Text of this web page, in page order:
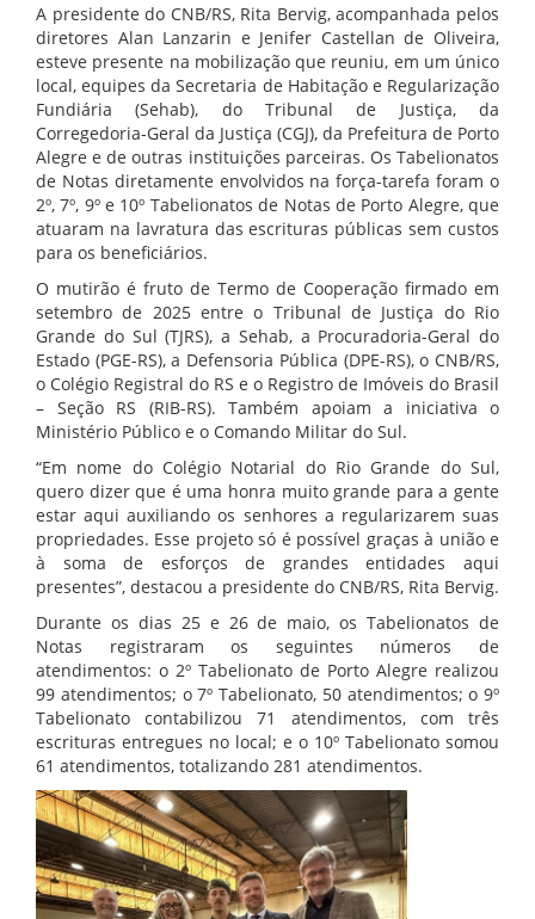
A presidente do CNB/RS, Rita Bervig, acompanhada pelos
diretores Alan Lanzarin e Jenifer Castellan de Oliveira,
esteve presente na mobilização que reuniu, em um único
local, equipes da Secretaria de Habitação e Regularização
Fundiária (Sehab), do Tribunal de Justiça, da
Corregedoria-Geral da Justiça (CGJ), da Prefeitura de Porto
Alegre e de outras instituições parceiras. Os Tabelionatos
de Notas diretamente envolvidos na força-tarefa foram o
2º, 7º, 9º e 10º Tabelionatos de Notas de Porto Alegre, que
atuaram na lavratura das escrituras públicas sem custos
para os beneficiários.
O mutirão é fruto de Termo de Cooperação firmado em
setembro de 2025 entre o Tribunal de Justiça do Rio
Grande do Sul (TJRS), a Sehab, a Procuradoria-Geral do
Estado (PGE-RS), a Defensoria Pública (DPE-RS), o CNB/RS,
o Colégio Registral do RS e o Registro de Imóveis do Brasil
– Seção RS (RIB-RS). Também apoiam a iniciativa o
Ministério Público e o Comando Militar do Sul.
“Em nome do Colégio Notarial do Rio Grande do Sul,
quero dizer que é uma honra muito grande para a gente
estar aqui auxiliando os senhores a regularizarem suas
propriedades. Esse projeto só é possível graças à união e
à soma de esforços de grandes entidades aqui
presentes”, destacou a presidente do CNB/RS, Rita Bervig.
Durante os dias 25 e 26 de maio, os Tabelionatos de
Notas registraram os seguintes números de
atendimentos: o 2º Tabelionato de Porto Alegre realizou
99 atendimentos; o 7º Tabelionato, 50 atendimentos; o 9º
Tabelionato contabilizou 71 atendimentos, com três
escrituras entregues no local; e o 10º Tabelionato somou
61 atendimentos, totalizando 281 atendimentos.